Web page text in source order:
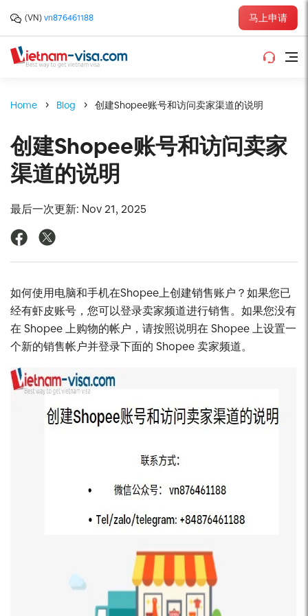
(VN)vn876461188 马上申请
Home Blog 创建Shopee账号和访问卖家渠道的说明
创建Shopee账号和访问卖家
渠道的说明
最后一次更新: Nov 21, 2025
如何使用电脑和手机在Shopee上创建销售账户？如果您已
经有虾皮账号，您可以登录卖家频道进行销售。如果您没有
在 Shopee 上购物的帐户，请按照说明在 Shopee 上设置一
个新的销售帐户并登录下面的 Shopee 卖家频道。